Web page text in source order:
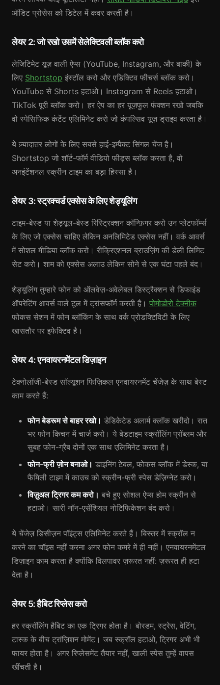
ऑडिट प्रोसेस को डिटेल में कवर करती है।
लेयर 2: जो रखो उसमें सेलेक्टिवली ब्लॉक करो
लेजिटिमेट यूज़ वाली ऐप्स (YouTube, Instagram, और बाकी) के
लिए Shortstop इंस्टॉल करो और एडिक्टिव फीचर्स ब्लॉक करो।
YouTube से Shorts हटाओ। Instagram से Reels हटाओ।
TikTok पूरी ब्लॉक करो। हर ऐप का हर यूज़फुल फंक्शन रखो जबकि
वो स्पेसिफिक कंटेंट एलिमिनेट करो जो कंपल्सिव यूज़ ड्राइव करता है।
ये ज़्यादातर लोगों के लिए सबसे हाई-इम्पैक्ट सिंगल चेंज है।
Shortstop जो शॉर्ट-फॉर्म वीडियो फीड्स ब्लॉक करता है, वो
अनइंटेंशनल स्क्रीन टाइम का बड़ा हिस्सा है।
लेयर 3: स्ट्रक्चर्ड एक्सेस के लिए शेड्यूलिंग
टाइम-बेस्ड या शेड्यूल-बेस्ड रिस्ट्रिक्शन कॉन्फ़िगर करो उन प्लेटफॉर्म्स
के लिए जो एक्सेस चाहिए लेकिन अनलिमिटेड एक्सेस नहीं। वर्क आवर्स
में सोशल मीडिया ब्लॉक करो। रीक्रिएशनल ब्राउज़िंग की डेली लिमिट
सेट करो। शाम को एक्सेस अलाउ लेकिन सोने से एक घंटा पहले बंद।
शेड्यूलिंग तुम्हारे फोन को ऑलवेज़-अवेलेबल डिस्ट्रैक्शन से डिफाइंड
ऑपरेटिंग आवर्स वाले टूल में ट्रांसफॉर्म करती है। पोमोडोरो टेक्नीक
फोकस सेशन में फोन ब्लॉकिंग के साथ वर्क प्रोडक्टिविटी के लिए
खासतौर पर इफेक्टिव है।
लेयर 4: एनवायरनमेंटल डिज़ाइन
टेक्नोलॉजी-बेस्ड सॉल्यूशन फिज़िकल एनवायरनमेंट चेंजेज़ के साथ बेस्ट
काम करते हैं:
फोन बेडरूम से बाहर रखो। डेडिकेटेड अलार्म क्लॉक खरीदो। रात
भर फोन किचन में चार्ज करो। ये बेडटाइम स्क्रॉलिंग प्रॉब्लम और
सुबह फोन-ग्रैब दोनों एक साथ एलिमिनेट करता है।
फोन-फ्री ज़ोन बनाओ। डाइनिंग टेबल, फोकस ब्लॉक में डेस्क, या
फैमिली टाइम में काउच को स्क्रीन-फ्री स्पेस डेज़िग्नेट करो।
विज़ुअल ट्रिगर कम करो। बचे हुए सोशल ऐप्स होम स्क्रीन से
हटाओ। सारी नॉन-एसेंशियल नोटिफिकेशन बंद करो।
ये चेंजेज़ डिसीज़न पॉइंट्स एलिमिनेट करते हैं। बिस्तर में स्क्रॉल न
करने का चॉइस नहीं करना अगर फोन कमरे में ही नहीं। एनवायरनमेंटल
डिज़ाइन काम करता है क्योंकि विलपावर ज़रूरत नहीं: ज़रूरत ही हटा
देता है।
लेयर 5: हैबिट रिप्लेस करो
हर स्क्रॉलिंग हैबिट का एक ट्रिगर होता है। बोरडम, स्ट्रेस, वेटिंग,
टास्क के बीच ट्रांज़िशन मोमेंट। जब स्क्रॉल हटाओ, ट्रिगर अभी भी
फायर होता है। अगर रिप्लेसमेंट तैयार नहीं, खाली स्पेस तुम्हें वापस
खींचती है।